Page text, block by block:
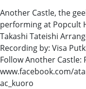
Another Castle, the
performing at Popcult
Takashi Tateishi
Recording by: Visa
Follow Another Castle:
www.facebook.com/
ac_kuoro